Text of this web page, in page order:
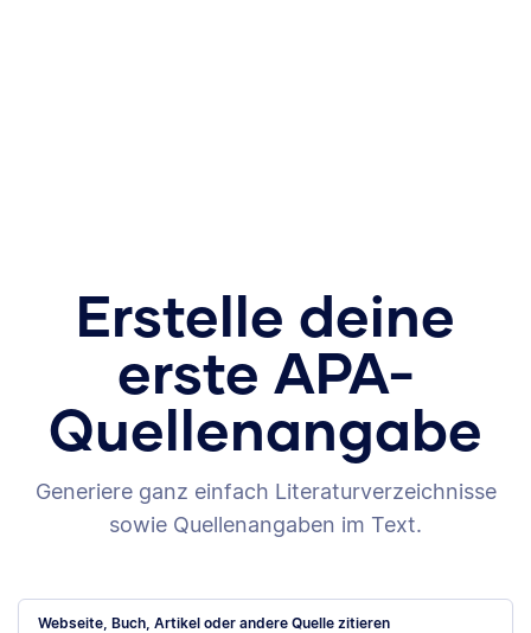
Erstelle deine
erste APA-
Quellenangabe
Generiere ganz einfach Literaturverzeichnisse
sowie Quellenangaben im Text.
Webseite, Buch, Artikel oder andere Quelle zitieren